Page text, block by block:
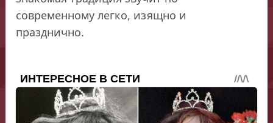
современному легко, изящно и
празднично.